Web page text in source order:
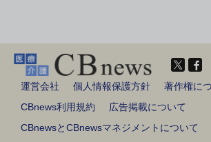
運営会社 個人情報保護方針
著作権に
CBnews利用規約
広告掲載について
CBnewsとCBnewsマネジメントについて